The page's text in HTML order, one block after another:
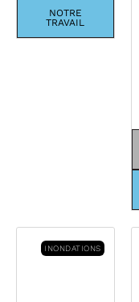
NOTRE
TRAVAIL
INONDATIONS